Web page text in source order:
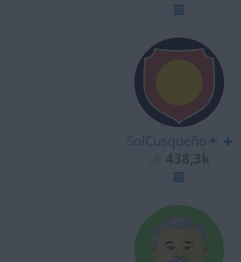
SolCusqueño☀